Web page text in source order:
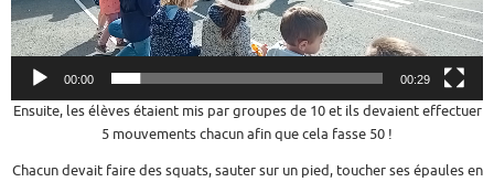
00:00 00:29
Ensuite, les élèves étaient mis par groupes de 10 et ils devaient effectuer
5 mouvements chacun afin que cela fasse 50 !
Chacun devait faire des squats, sauter sur un pied, toucher ses épaules en